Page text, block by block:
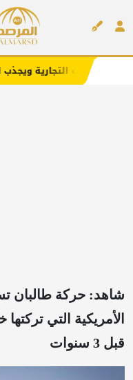
ويجذب لك مزيدًا من
شاهد: حركة طالبان
الأمريكية التي
قبل 3 سنوات